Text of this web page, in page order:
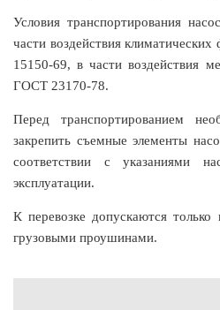
Условия транспортирования
части воздействия
15150-69, в части воздействия
ГОСТ 23170-78.
Перед транспортированием
закрепить съемные элементы
соответствии с указаниями
эксплуатации.
К перевозке допускаются
грузовыми проушинами.